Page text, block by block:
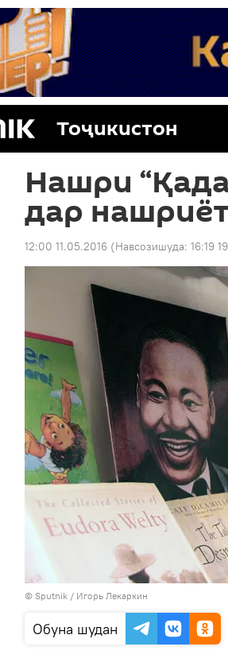
Тоҷикистон
Нашри
дар
12:00 11.05.2016 (Навсозишуда: 16:19
© Sputnik / Игорь Лекаркин
Обуна шудан